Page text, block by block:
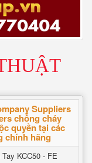
Suppliers
chống cháy
quyền tại các
chính hãng
KCC50 - FE